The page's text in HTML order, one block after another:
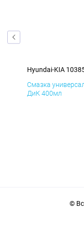
Hyundai-KIA
Смазка
ДиК 400мл
©